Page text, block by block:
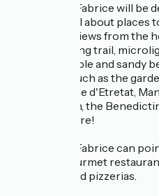
Virginie and Fabrice will be
and tell you all about places
exceptional views from the
the GR21 hiking trail,
jumping, pebble and sandy
attractions such as the
LUPIN, Aiguille d'Etretat,
Garde church, the
and much more!
Virginie and Fabrice can
best local gourmet
brasseries and pizzerias.